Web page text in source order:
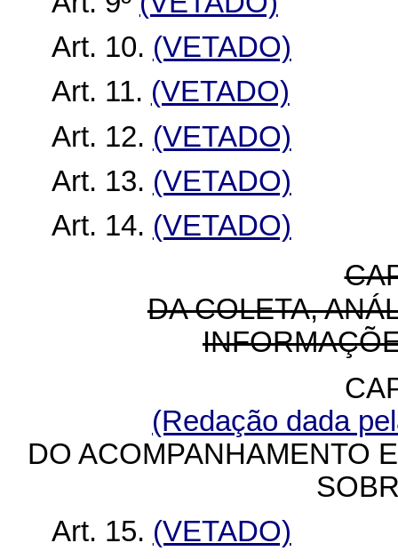
Art. 10. (VETADO)
Art. 11. (VETADO)
Art. 12. (VETADO)
Art. 13. (VETADO)
Art. 14. (VETADO)
DA COLETA,
(Redação dada
DO ACOMPANHAMENTO
Art. 15. (VETADO)